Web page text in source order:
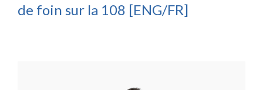
de foin sur la 108 [ENG/FR]